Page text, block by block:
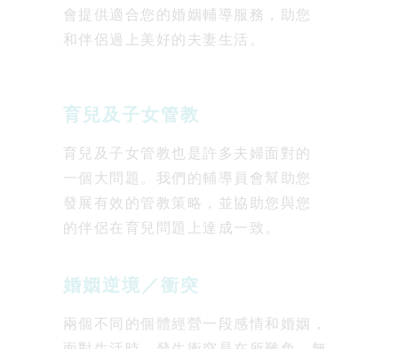
會提供適合您的婚姻輔導服務，助您
和伴侶過上美好的夫妻生活。
育兒及子女管教
育兒及子女管教也是許多夫婦面對的
一個大問題。我們的輔導員會幫助您
發展有效的管教策略，並協助您與您
的伴侶在育兒問題上達成一致。
婚姻逆境／衝突
兩個不同的個體經營一段感情和婚姻，